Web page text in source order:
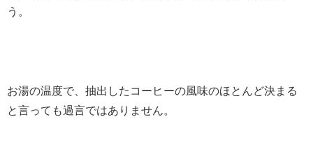
う。
お湯の温度で、抽出したコーヒーの風味のほとんど決まる
と言っても過言ではありません。